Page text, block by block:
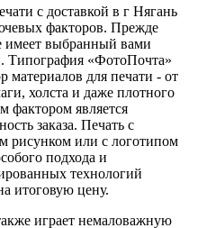
с доставкой в г Нягань
факторов. Прежде
имеет выбранный вами
Типография «ФотоПочта»
материалов для печати - от
холста и даже плотного
фактором является
заказа. Печать с
рисунком или с логотипом
подхода и
технологий
итоговую цену.
играет немаловажную